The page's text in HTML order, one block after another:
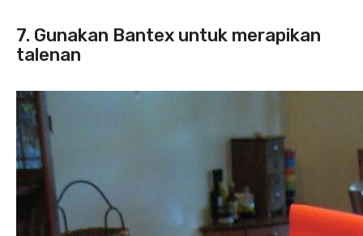
7. Gunakan Bantex untuk merapikan
talenan